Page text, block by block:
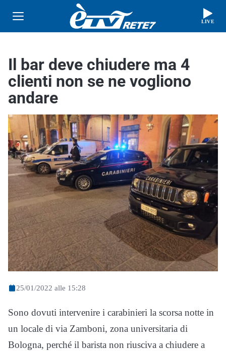
LIVE
Il bar deve chiudere ma 4
clienti non se ne vogliono
andare
25/01/2022 alle 15:28
Sono dovuti intervenire i carabinieri la scorsa notte in
un locale di via Zamboni, zona universitaria di
Bologna, perché il barista non riusciva a chiudere a